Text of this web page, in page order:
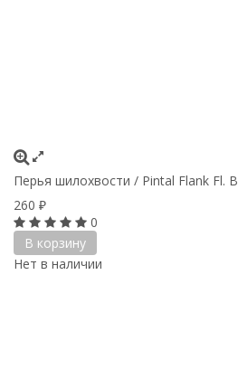
Перья шилохвости / Pintal Flank Fl.
260 ₽
0
В корзину
Нет в наличии